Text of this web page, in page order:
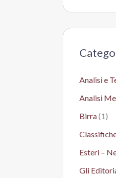
:
Analisi e
Analisi
Birra(1)
Esteri –
Gli